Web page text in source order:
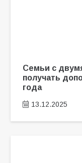
Семьи с
получать
года
13.12.2025